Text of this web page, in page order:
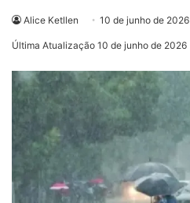
Alice Ketllen 10 de junho de 2026
Última Atualização 10 de junho de 2026